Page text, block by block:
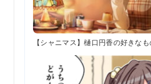
【シャニマス】樋口円香の好きな